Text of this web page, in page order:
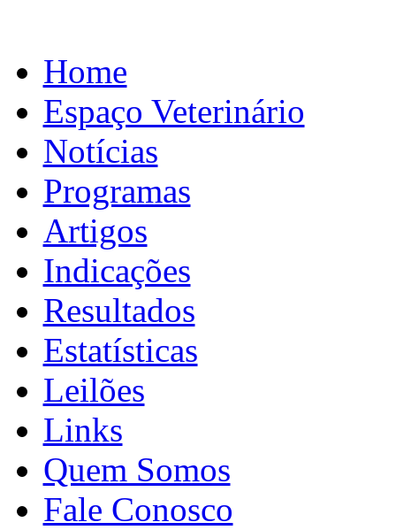
Home
Espaço Veterinário
Notícias
Programas
Artigos
Indicações
Resultados
Estatísticas
Leilões
Links
Quem Somos
Fale Conosco